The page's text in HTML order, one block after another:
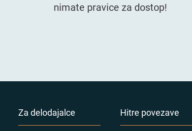
nimate pravice za dostop!
Za delodajalce Hitre povezave